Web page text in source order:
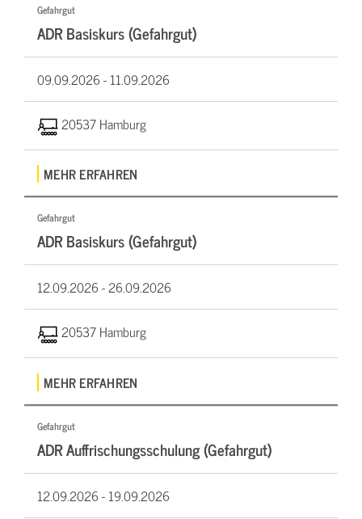
Gefahrgut
ADR Basiskurs (Gefahrgut)
09.09.2026 -11.09.2026
20537 Hamburg
MEHR ERFAHREN
Gefahrgut
ADR Basiskurs (Gefahrgut)
12.09.2026 -26.09.2026
20537 Hamburg
MEHR ERFAHREN
Gefahrgut
ADR Auffrischungsschulung (Gefahrgut)
12.09.2026 -19.09.2026